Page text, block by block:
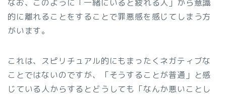
なお、このように「一緒にいると疲れる人」から意識
的に離れることをすることで罪悪感を感じてしまう方
がいます。
これは、スピリチュアル的にもまったくネガティブな
ことではないのですが、「そうすることが普通」と感
じている人からするとどうしても「なんか悪いことし